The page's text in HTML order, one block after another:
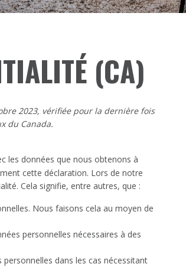
(CA)
2023, vérifiée pour la dernière fois
du Canada.
les données que nous obtenons à
cette déclaration. Lors de notre
Cela signifie, entre autres, que :
Nous faisons cela au moyen de
personnelles nécessaires à des
dans les cas nécessitant